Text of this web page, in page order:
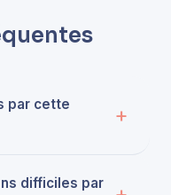
par cette
difficiles par